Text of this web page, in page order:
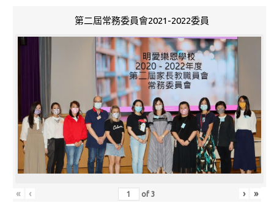
第二屆常務委員會2021-2022委員
« ‹ of3 › »